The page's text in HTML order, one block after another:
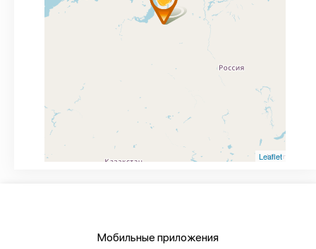
Leaflet
Мобильные приложения